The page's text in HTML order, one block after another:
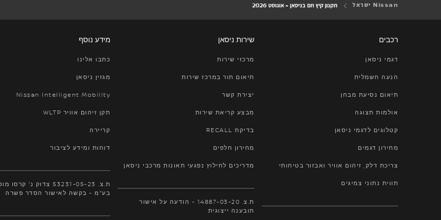
Nissan ישראל תקנון קיץ חם בניסאן - אוגוסט 2026
רכבים
דגמי ניסאן
הנעה חשמלית
תיאום נסיעת מבחן
אולמות תצוגה
קטלוגים לדגמי ניסאן
מחירון דגמים
צריכת דלק, זיהום אוויר ואבזור בטיחותי
תווית נתוני צמיגים
שירות ניסאן
מרכזי שירות
תיאום תור במרכז שירותנפתח בחלון חדש
יצירת קשר
מבצע קריאת שירות
בדיקת RECALL
מחירון חלפים
מדריכים לחילוץ נפגעי תאונות מרכבי ניסאן
ת.צ. 14887-03-20 - הודעה על אישור
תובענה ייצוגיתנפתח בחלון חדש
מידע נוסף
כתבו אלינו
מגזין ניסאן
Nissan Intelligent Mobility
תקן זיהום אוויר WLTP
קריירה
דוחות ומידע לציבור
ת.צ. 53231-05-23 צדוק נ'
בע"מ - בקשה לאישור הסדר פשרה